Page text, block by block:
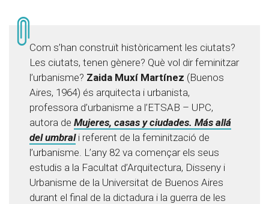
Com s’han construït històricament les ciutats?
Les ciutats, tenen gènere? Què vol dir feminitzar
l’urbanisme? Zaida Muxí Martínez (Buenos
Aires, 1964) és arquitecta i urbanista,
professora d’urbanisme a l’ETSAB – UPC,
autora de Mujeres, casas y ciudades. Más allá
del umbrali referent de la feminització de
l’urbanisme. L’any 82 va començar els seus
estudis a la Facultat d’Arquitectura, Disseny i
Urbanisme de la Universitat de Buenos Aires
durant el final de la dictadura i la guerra de les